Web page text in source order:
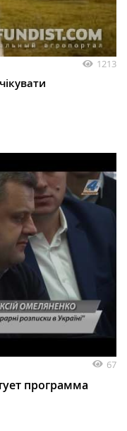
1213
67
программа